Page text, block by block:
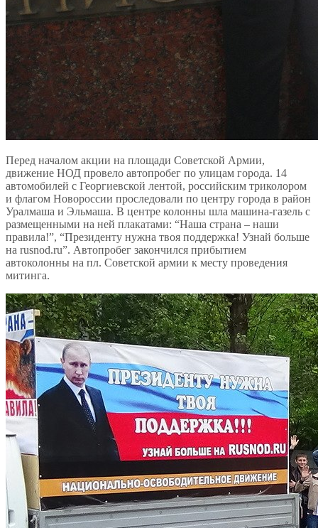
Перед началом акции на площади Советской Армии,
движение НОД провело автопробег по улицам города. 14
автомобилей с Георгиевской лентой, российским триколором
и флагом Новороссии проследовали по центру города в район
Уралмаша и Эльмаша. В центре колонны шла машина-газель с
размещенными на ней плакатами: “Наша страна – наши
правила!”, “Президенту нужна твоя поддержка! Узнай больше
на rusnod.ru”. Автопробег закончился прибытием
автоколонны на пл. Советской армии к месту проведения
митинга.